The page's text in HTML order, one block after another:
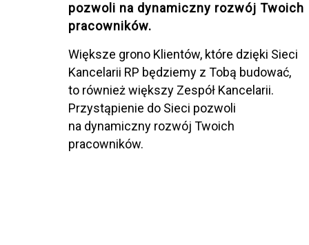
pozwoli na dynamiczny rozwój Twoich
pracowników.
Większe grono Klientów, które dzięki Sieci
Kancelarii RP będziemy z Tobą budować,
to również większy Zespół Kancelarii.
Przystąpienie do Sieci pozwoli
na dynamiczny rozwój Twoich
pracowników.